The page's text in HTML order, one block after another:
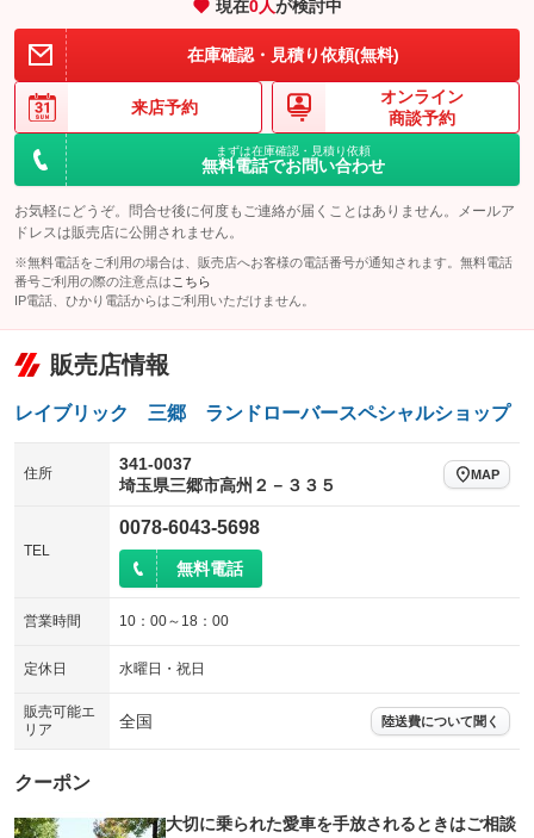
現在0人が検討中
在庫確認・見積り依頼(無料)
来店予約
オンライン
商談予約
まずは在庫確認・見積り依頼
無料電話でお問い合わせ
お気軽にどうぞ。問合せ後に何度もご連絡が届くことはありません。メールア
ドレスは販売店に公開されません。
※無料電話をご利用の場合は、販売店へお客様の電話番号が通知されます。無料電話
番号ご利用の際の注意点は こちら
IP電話、ひかり電話からはご利用いただけません。
販売店情報
レイブリック 三郷 ランドローバースペシャルショップ
住所
341-0037
埼玉県三郷市高州２－３３５
MAP
TEL
0078-6043-5698
無料電話
営業時間 10：00～18：00
定休日 水曜日・祝日
販売可能エ
リア
全国 陸送費について聞く
クーポン
大切に乗られた愛車を手放されるときはご相談